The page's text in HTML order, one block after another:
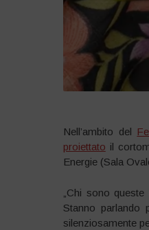
Nell’ambito del
proiettato il
Energie (Sala
„Chi sono
Stanno parlando
silenziosamente